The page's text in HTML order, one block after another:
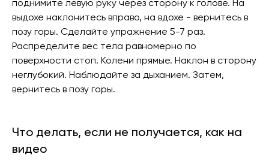
поднимите левую руку через сторону к голове. На
выдохе наклонитесь вправо, на вдохе - вернитесь в
позу горы. Сделайте упражнение 5-7 раз.
Распределите вес тела равномерно по
поверхности стоп. Колени прямые. Наклон в сторону
неглубокий. Наблюдайте за дыханием. Затем,
вернитесь в позу горы.
Что делать, если не получается, как на
видео